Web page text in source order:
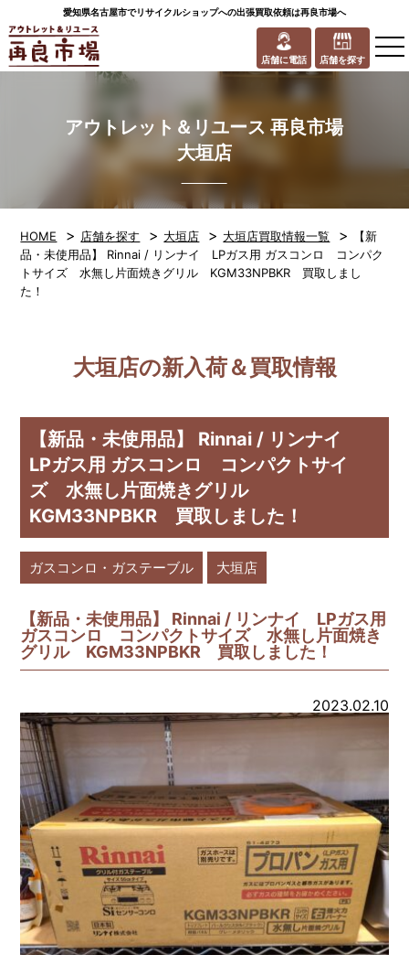
愛知県名古屋市でリサイクルショップへの出張買取依頼は再良市場へ
店舗に電話 店舗を探す
アウトレット＆リユース 再良市場
大垣店
HOME > 店舗を探す > 大垣店 > 大垣店買取情報一覧 >
【新
品・未使用品】 Rinnai / リンナイ LPガス用 ガスコンロ コンパク
トサイズ 水無し片面焼きグリル KGM33NPBKR 買取しまし
た！
大垣店の新入荷＆買取情報
【新品・未使用品】 Rinnai / リンナイ
LPガス用 ガスコンロ コンパクトサイ
ズ 水無し片面焼きグリル
KGM33NPBKR 買取しました！
ガスコンロ・ガステーブル 大垣店
【新品・未使用品】 Rinnai / リンナイ LPガス用
ガスコンロ コンパクトサイズ 水無し片面焼き
グリル KGM33NPBKR 買取しました！
2023.02.10